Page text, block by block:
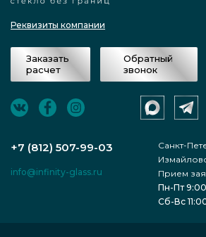
Реквизиты компании
Заказать
расчет
Обратный
звонок
+7 (812) 507-99-03
Санкт-
info@infinity-glass.ru
Прием
Пн-Пт
Сб-Вс